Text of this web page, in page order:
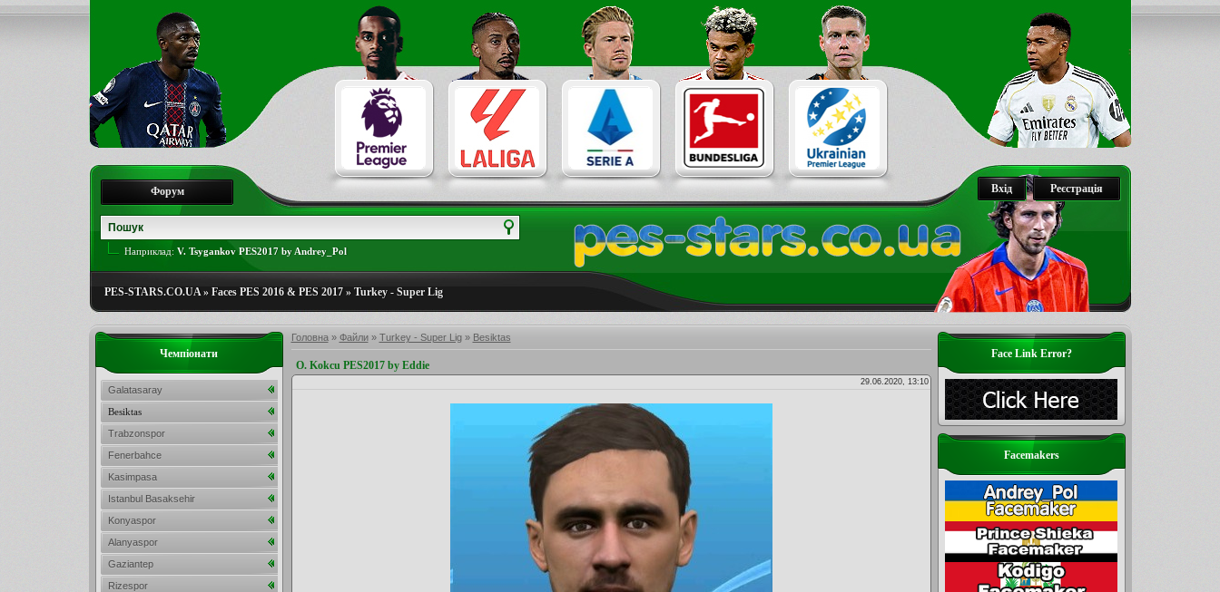
Реєстрація
Вхід
Форум
Наприклад: V. Tsygankov PES2017 by Andrey_Pol
PES-STARS.CO.UA» Faces PES 2016 & PES 2017» Turkey - Super Lig
Головна» Файли» Turkey - Super Lig» Besiktas
O. Kokcu PES2017 by Eddie
29.06.2020, 13:10
Face Link Error?
Facemakers
Чемпіонати
Galatasaray
Besiktas
Trabzonspor
Fenerbahce
Kasimpasa
Istanbul Basaksehir
Konyaspor
Alanyaspor
Gaziantep
Rizespor